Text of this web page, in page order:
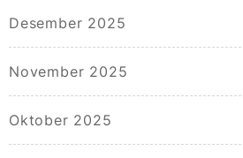
Desember 2025
November 2025
Oktober 2025